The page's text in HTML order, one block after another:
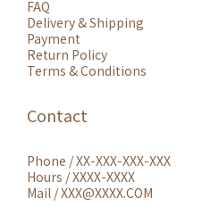
FAQ
Delivery & Shipping
Payment
Return Policy
Terms & Conditions
Contact
Phone / XX-XXX-XXX-XXX
Hours / XXXX-XXXX
Mail / XXX@XXXX.COM